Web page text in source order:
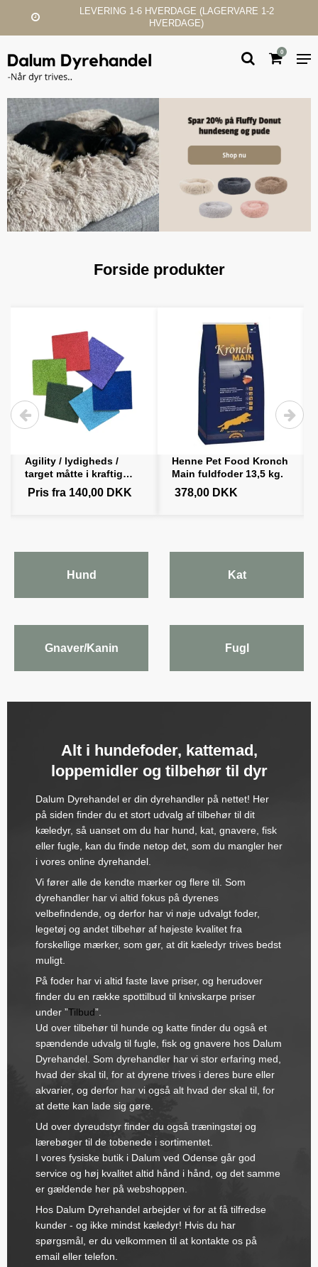
LEVERING 1-6 HVERDAGE (LAGERVARE 1-2
0
Forside produkter
/ lydigheds /
måtte i kraftig
30 x 30 cm.
Pris fra140,00 DKK
Henne Pet Food Kronch
Main fuldfoder 13,5 kg.
378,00 DKK
Hund Kat
Gnaver/Kanin Fugl
Alt i hundefoder, kattemad,
loppemidler og tilbehør til dyr
Dalum Dyrehandel er din dyrehandler på nettet! Her
på siden finder du et stort udvalg af tilbehør til dit
kæledyr, så uanset om du har hund, kat, gnavere, fisk
eller fugle, kan du finde netop det, som du mangler her
i vores online dyrehandel.
Vi fører alle de kendte mærker og flere til. Som
dyrehandler har vi altid fokus på dyrenes
velbefindende, og derfor har vi nøje udvalgt foder,
legetøj og andet tilbehør af højeste kvalitet fra
forskellige mærker, som gør, at dit kæledyr trives bedst
muligt.
På foder har vi altid faste lave priser, og herudover
finder du en række spottilbud til knivskarpe priser
under ”Tilbud”.
Ud over tilbehør til hunde og katte finder du også et
spændende udvalg til fugle, fisk og gnavere hos Dalum
Dyrehandel. Som dyrehandler har vi stor erfaring med,
hvad der skal til, for at dyrene trives i deres bure eller
akvarier, og derfor har vi også alt hvad der skal til, for
at dette kan lade sig gøre.
Ud over dyreudstyr finder du også træningstøj og
lærebøger til de tobenede i sortimentet.
I vores fysiske butik i Dalum ved Odense går god
service og høj kvalitet altid hånd i hånd, og det samme
er gældende her på webshoppen.
Hos Dalum Dyrehandel arbejder vi for at få tilfredse
kunder - og ikke mindst kæledyr! Hvis du har
spørgsmål, er du velkommen til at kontakte os på
email eller telefon.